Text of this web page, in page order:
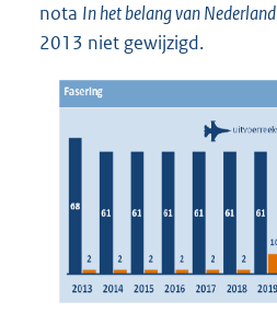
nota In het belang van Nederland
2013 niet gewijzigd.